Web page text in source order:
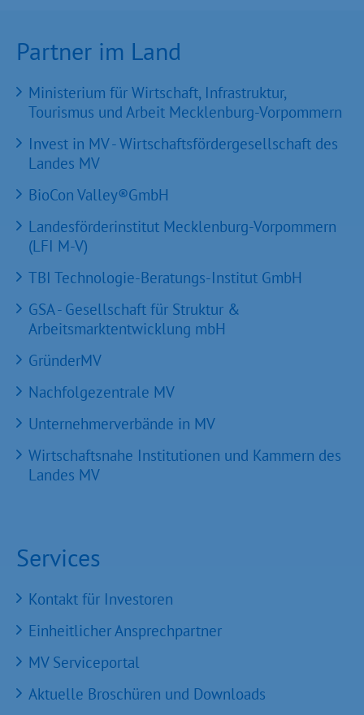
Partner im Land
Ministerium für Wirtschaft, Infrastruktur,
Tourismus und Arbeit Mecklenburg-Vorpommern
Invest in MV - Wirtschaftsfördergesellschaft des
Landes MV
BioCon Valley®GmbH
Landesförderinstitut Mecklenburg-Vorpommern
(LFI M-V)
TBI Technologie-Beratungs-Institut GmbH
GSA - Gesellschaft für Struktur &
Arbeitsmarktentwicklung mbH
GründerMV
Nachfolgezentrale MV
Unternehmerverbände in MV
Wirtschaftsnahe Institutionen und Kammern des
Landes MV
Services
Kontakt für Investoren
Einheitlicher Ansprechpartner
MV Serviceportal
Aktuelle Broschüren und Downloads